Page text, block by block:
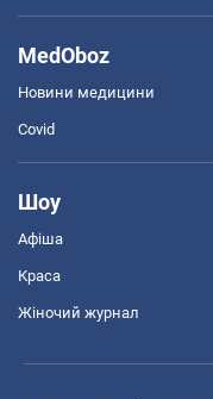
MedOboz
Новини медицини
Covid
Шоу
Афіша
Краса
Жіночий журнал